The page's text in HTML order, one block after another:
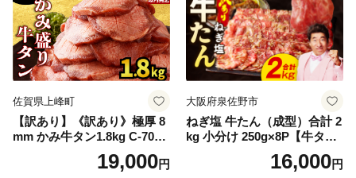
佐賀県上峰町
【訳あり】《訳あり》極厚 8
mm かみ牛タン1.8kg C-709-
19,000円
大阪府泉佐野市
ねぎ塩 牛たん（成型）合計 2
kg 小分け 250g×8P【牛タン
牛肉 焼肉用 薄切り 訳あり サ
16,000円